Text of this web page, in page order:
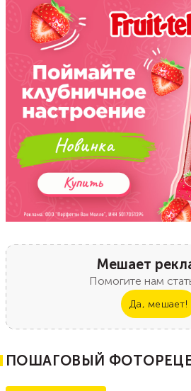
Мешает
Помогите нам
Да, мешает!
ПОШАГОВЫЙ